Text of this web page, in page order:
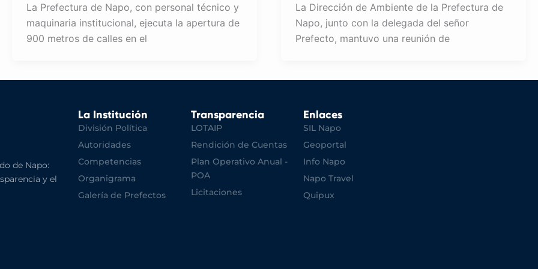
La Prefectura de Napo, con personal técnico y
maquinaria institucional, ejecuta la apertura de
900 metros de calles en el
La Dirección de Ambiente de la Prefectura de
Napo, junto con la delegada del señor
Prefecto, mantuvo una reunión de
de Napo:
y el
La Institución
División Política
Autoridades
Competencias
Organigrama
Galería de Prefectos
Transparencia
LOTAIP
Rendición de Cuentas
Plan Operativo Anual -
POA
Licitaciones
Enlaces
SIL Napo
Geoportal
Info Napo
Napo Travel
Quipux